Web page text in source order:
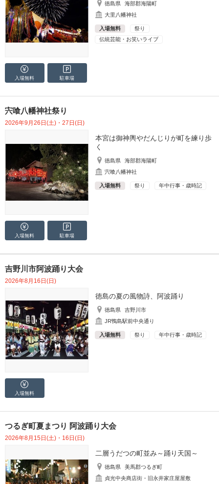
徳島県
海部郡海陽町
大里八幡神社
入場無料
祭り
伝統芸能・お笑いライブ
入場無料 駐車場
宍喰八幡神社祭り
2026年9月26日(土)・27日(日)
本宮は御神輿やだんじりが町を練り歩
く
徳島県
海部郡海陽町
宍喰八幡神社
入場無料 祭り 年中行事・歳時記
入場無料 駐車場
吉野川市阿波踊り大会
2026年8月16日(日)
徳島の夏の風物詩、阿波踊り
徳島県
吉野川市
JR鴨島駅前中央通り
入場無料 祭り 年中行事・歳時記
入場無料
つるぎ町夏まつり 阿波踊り大会
2026年8月15日(土)・16日(日)
二層うだつの町並み～踊り天国～
徳島県
美馬郡つるぎ町
貞光中央商店街・旧永井家庄屋屋敷